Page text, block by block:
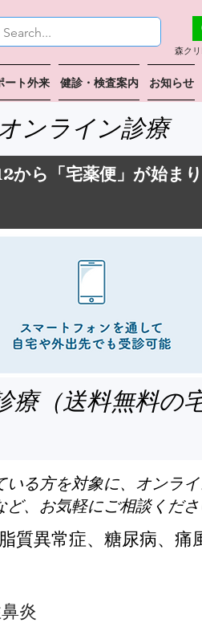
森ク
ート外来 健診・検査案内 お知らせ
ンライン診療
ら「宅薬便」が始まり
療（送料無料の
る方を対象に、オンライ
、お気軽にご相談くださ
異常症、糖尿病、痛
炎